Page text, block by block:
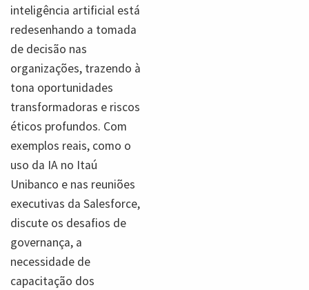
inteligência artificial está
redesenhando a tomada
de decisão nas
organizações, trazendo à
tona oportunidades
transformadoras e riscos
éticos profundos. Com
exemplos reais, como o
uso da IA no Itaú
Unibanco e nas reuniões
executivas da Salesforce,
discute os desafios de
governança, a
necessidade de
capacitação dos